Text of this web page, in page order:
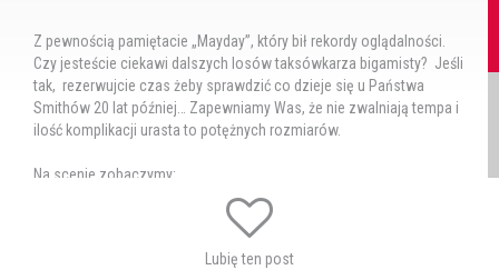
Z pewnością pamiętacie „Mayday”, który bił rekordy oglądalności.
Czy jesteście ciekawi dalszych losów taksówkarza bigamisty? Jeśli
tak, rezerwujcie czas żeby sprawdzić co dzieje się u Państwa
Smithów 20 lat później… Zapewniamy Was, że nie zwalniają tempa i
ilość komplikacji urasta to potężnych rozmiarów.
Na scenie zobaczymy:
Bogusława Byrskiego, Sławoja Czarnotę, Barbarę Szarwiło, Mirellę
Rogozę Biel, Kingę Matusiak Lasecką, Michała Prusa i Zbigniewa
Lubię ten post